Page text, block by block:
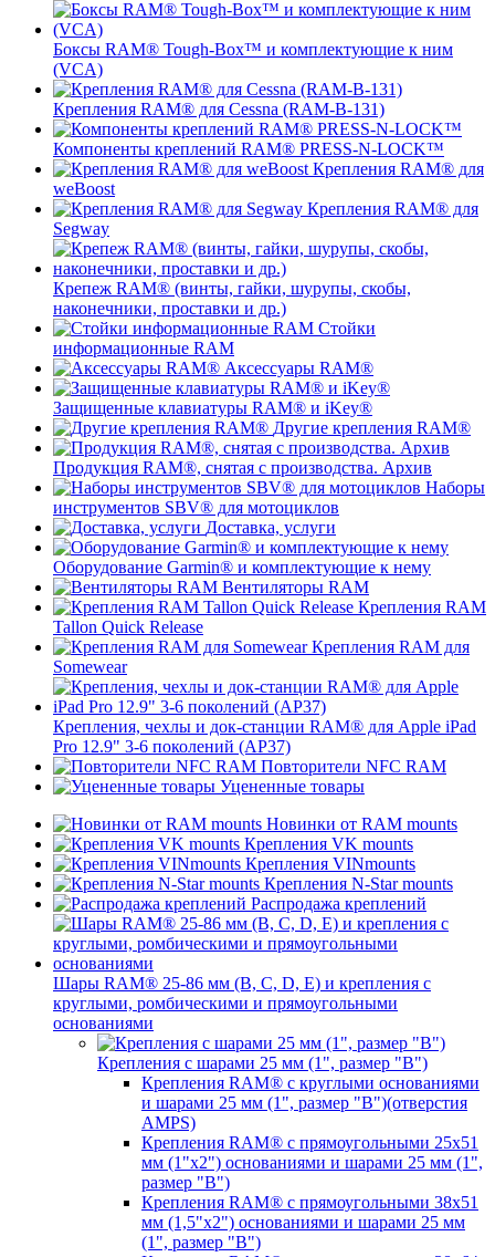
Боксы RAM® Tough-Box™ и комплектующие к ним
(VCA)
Крепления RAM® для Cessna (RAM-B-131)
Компоненты креплений RAM® PRESS-N-LOCK™
Крепления RAM® для
weBoost
Крепления RAM® для
Segway
Крепеж RAM® (винты, гайки, шурупы, скобы,
наконечники, проставки и др.)
Стойки
информационные RAM
Аксессуары RAM®
Защищенные клавиатуры RAM® и iKey®
Другие крепления RAM®
Продукция RAM®, снятая с производства. Архив
Наборы
инструментов SBV® для мотоциклов
Доставка, услуги
Оборудование Garmin® и комплектующие к нему
Вентиляторы RAM
Крепления RAM
Tallon Quick Release
Крепления RAM для
Somewear
Крепления, чехлы и док-станции RAM® для Apple iPad
Pro 12.9" 3-6 поколений (AP37)
Повторители NFC RAM
Уцененные товары
Новинки от RAM mounts
Крепления VK mounts
Крепления VINmounts
Крепления N-Star mounts
Распродажа креплений
Шары RAM® 25-86 мм (B, C, D, E) и крепления с
круглыми, ромбическими и прямоугольными
основаниями
Крепления с шарами 25 мм (1", размер "B")
Крепления RAM® с круглыми основаниями
и шарами 25 мм (1", размер "B")(отверстия
AMPS)
Крепления RAM® с прямоугольными 25х51
мм (1"х2") основаниями и шарами 25 мм (1",
размер "B")
Крепления RAM® с прямоугольными 38х51
мм (1,5"х2") основаниями и шарами 25 мм
(1", размер "B")